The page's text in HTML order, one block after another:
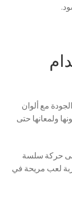
مع ألوان
ولمعانها حتى
حركة سلسة
لعب مريحة في